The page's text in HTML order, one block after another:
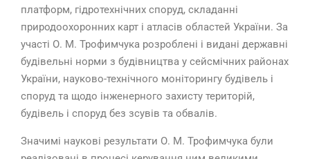
платформ, гідротехнічних споруд, складанні
природоохоронних карт і атласів областей України. За
участі О. М. Трофимчука розроблені і видані державні
будівельні норми з будівництва у сейсмічних районах
України, науково-технічного моніторингу будівель і
споруд та щодо інженерного захисту територій,
будівель і споруд без зсувів та обвалів.
Значимі наукові результати О. М. Трофимчука були